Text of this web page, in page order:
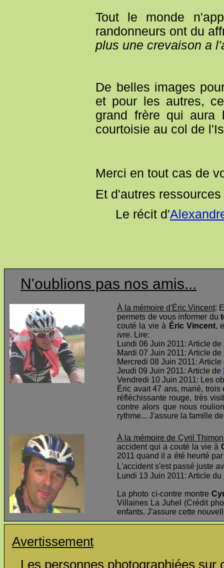
Tout le monde
randonneurs ont du
plus une crevaison a
De belles images
et pour les autres,
grand frère qui
courtoisie au col de
Merci en tout cas de
Et d'autres
Le récit d'
N'oublions pas nos amis...
À la mémoire d'Éric Vincent:
permets de vous informer du
couté la vie à Éric Vincent,
ivre. Lire:
Lundi 06 Juin 2011: Article de
Mardi 07 Juin 2011: Article de
Mercredi 08 Juin 2011:
Jeudi 09 Juin 2011: Article de
Vendredi 10 Juin 2011: Les
Éric avait 47 ans, marié,
réfléchissante rouge, très
contre alors que nous
rythme... J'assure la famille
À la mémoire de Cyril
accident qui a couté la vie à
2011 quand il a été heurté
L'accident s'est passé juste
Lundi 13 Juin 2011: Article du
La photo ci-contre montre
Villaines La Juhel (Crédit
enfants. J'assure cette
Avertissement
Les personnes photographiées